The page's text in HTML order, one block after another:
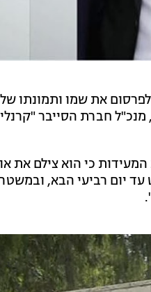
את שמו ותמונתו של
איתי לוי, תושב מודיעין בשנות ה-50 לחייו, מנכ"ל חברת
כי הוא צילם את
יום רביעי הבא,